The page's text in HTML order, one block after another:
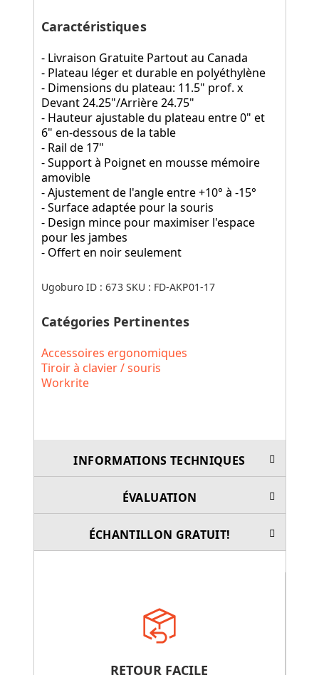
Caractéristiques
- Livraison Gratuite Partout au Canada
- Plateau léger et durable en polyéthylène
- Dimensions du plateau: 11.5" prof. x
Devant 24.25"/Arrière 24.75"
- Hauteur ajustable du plateau entre 0" et
6" en-dessous de la table
- Rail de 17"
- Support à Poignet en mousse mémoire
amovible
- Ajustement de l'angle entre +10° à -15°
- Surface adaptée pour la souris
- Design mince pour maximiser l'espace
pour les jambes
- Offert en noir seulement
Ugoburo ID :673 SKU : FD-AKP01-17
Catégories Pertinentes
Accessoires ergonomiques
Tiroir à clavier / souris
Workrite
INFORMATIONS TECHNIQUES
ÉVALUATION
ÉCHANTILLON GRATUIT!
RETOUR FACILE